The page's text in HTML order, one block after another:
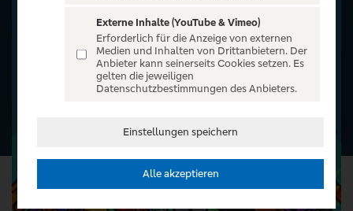
Externe Inhalte (YouTube & Vimeo)
Erforderlich für die Anzeige von externen
Medien und Inhalten von Drittanbietern. Der
Anbieter kann seinerseits Cookies setzen. Es
gelten die jeweiligen
Datenschutzbestimmungen des Anbieters.
Einstellungen speichern
Alle akzeptieren